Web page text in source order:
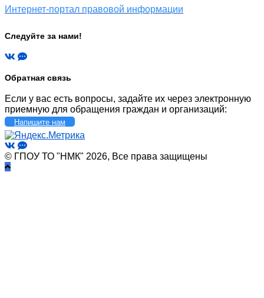
Интернет-портал правовой информации
Следуйте за нами!
Обратная связь
Если у вас есть вопросы, задайте их через электронную
приемную для обращения граждан и организаций:
Напишите нам
© ГПОУ ТО "НМК" 2026, Все права защищены